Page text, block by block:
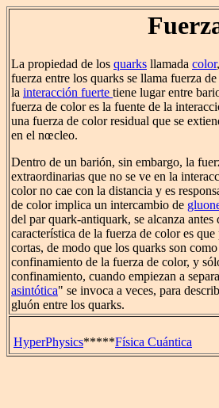
La propiedad de los quarks llamada color
fuerza entre los quarks se llama fuerza
la interacción fuerte tiene lugar entre
fuerza de color es la fuente de la
una fuerza de color residual que se
en el nœcleo.
Dentro de un barión, sin embargo, la
extraordinarias que no se ve en la
color no cae con la distancia y es
de color implica un intercambio de
del par quark-antiquark, se alcanza
característica de la fuerza de color es
cortas, de modo que los quarks son
confinamiento de la fuerza de color, y
confinamiento, cuando empiezan a
asintótica" se invoca a veces, para
gluón entre los quarks.
HyperPhysics*****Física Cuántica